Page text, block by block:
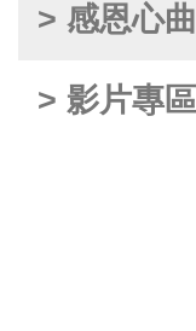
> 感恩心曲
> 影片專區